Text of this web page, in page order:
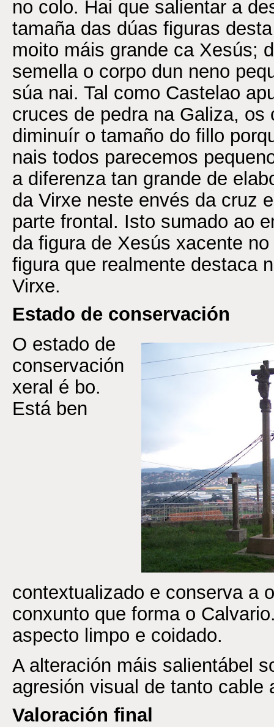
no colo. Hai que salientar a
tamaña das dúas figuras
moito máis grande ca Xesús;
semella o corpo dun neno
súa nai. Tal como Castelao
cruces de pedra na Galiza, os
diminuír o tamaño do fillo
nais todos parecemos
a diferenza tan grande de
da Virxe neste envés da cruz
parte frontal. Isto sumado ao
da figura de Xesús xacente
figura que realmente destaca
Virxe.
Estado de conservación
O estado de
conservación
xeral é bo.
Está ben
contextualizado e conserva a
conxunto que forma o
aspecto limpo e coidado.
A alteración máis salientábel
agresión visual de tanto cable
Valoración final